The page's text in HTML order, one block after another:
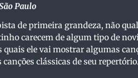
Paulo
de primeira grandeza, não
carecem de algum tipo de
quais ele vai mostrar algumas
clássicas de seu